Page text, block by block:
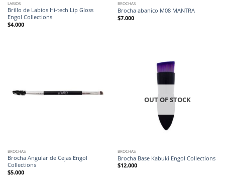
LABIOS
Brillo de Labios Hi-tech Lip Gloss
Engol Collections
$4.000
BROCHAS
Brocha abanico M08 MANTRA
$7.000
BROCHAS
Brocha Angular de Cejas Engol
Collections
$5.000
OUT OF STOCK
BROCHAS
Brocha Base Kabuki Engol Collections
$12.000